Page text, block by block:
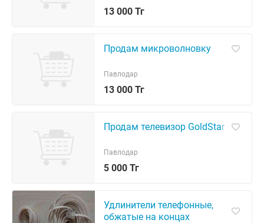
13 000 Тг
Продам микроволновку
13 000 Тг
Павлодар
Продам телевизор GoldStar
5 000 Тг
Павлодар
Удлинители телефонные,
обжатые на концах